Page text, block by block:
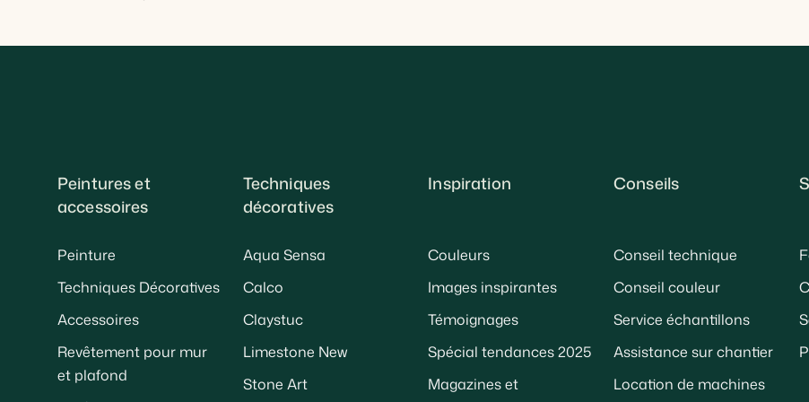
Peintures et
accessoires
Peinture
Techniques Décoratives
Accessoires
Revêtement pour mur
et plafond
Techniques
décoratives
Aqua Sensa
Calco
Claystuc
Limestone New
Stone Art
Inspiration
Couleurs
Images inspirantes
Témoignages
Spécial tendances 2025
Magazines et
Conseils
Conseil technique
Conseil couleur
Service échantillons
Assistance sur chantier
Location de machines